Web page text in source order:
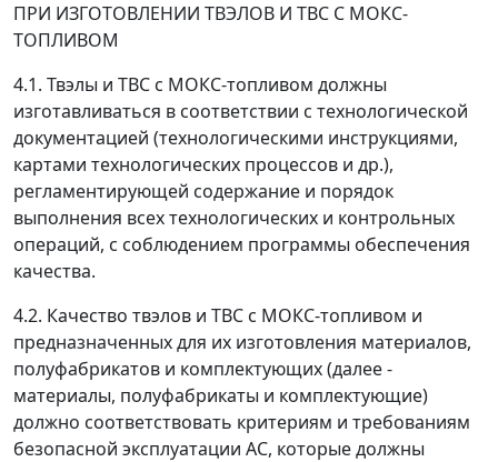
ПРИ ИЗГОТОВЛЕНИИ ТВЭЛОВ И ТВС С МОКС-
ТОПЛИВОМ
4.1. Твэлы и ТВС с МОКС-топливом должны
изготавливаться в соответствии с технологической
документацией (технологическими инструкциями,
картами технологических процессов и др.),
регламентирующей содержание и порядок
выполнения всех технологических и контрольных
операций, с соблюдением программы обеспечения
качества.
4.2. Качество твэлов и ТВС с МОКС-топливом и
предназначенных для их изготовления материалов,
полуфабрикатов и комплектующих (далее -
материалы, полуфабрикаты и комплектующие)
должно соответствовать критериям и требованиям
безопасной эксплуатации АС, которые должны